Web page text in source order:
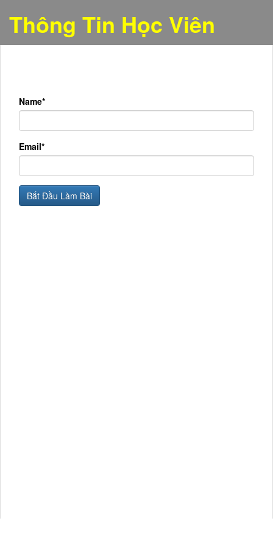
Thông Tin Học Viên
Name*
Email*
Bắt Đầu Làm Bài